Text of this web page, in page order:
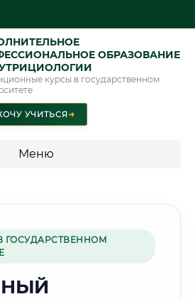
ОБРАЗОВАНИЕ
курсы в государственном
УЧИТЬСЯ➜
Меню
🏭
ГОСУДАРСТВЕННОМ